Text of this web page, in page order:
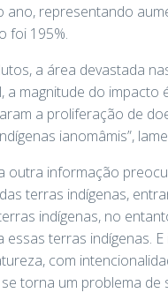
ano, representando
foi 195%.
a área devastada
a magnitude do
a proliferação de
ianomâmis”,
outra informação
terras indígenas,
indígenas, no
essas terras indígenas.
com
torna um problema de